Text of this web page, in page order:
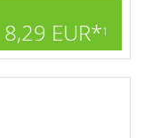
8,29 EUR*1